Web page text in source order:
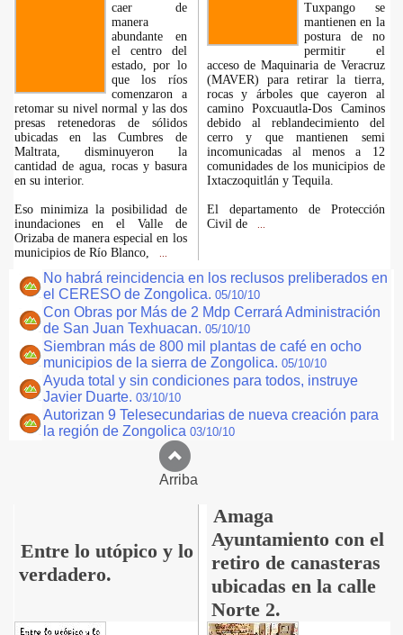
caer de
manera
abundante en
el centro del
estado, por lo
que los ríos
comenzaron a
retomar su nivel normal y las dos
presas retenedoras de sólidos
ubicadas en las Cumbres de
Maltrata, disminuyeron la
cantidad de agua, rocas y basura
en su interior.
Eso minimiza la posibilidad de
inundaciones en el Valle de
Orizaba de manera especial en los
municipios de Río Blanco,
Tuxpango se
mantienen en la
postura de no
permitir el
acceso de Maquinaria de Veracruz
(MAVER) para retirar la tierra,
rocas y árboles que cayeron al
camino Poxcuautla-Dos Caminos
debido al reblandecimiento del
cerro y que mantienen semi
incomunicadas al menos a 12
comunidades de los municipios de
Ixtaczoquitlán y Tequila.
El departamento de Protección
Civil de
No habrá reincidencia en los reclusos preliberados en
el CERESO de Zongolica. 05/10/10
Con Obras por Más de 2 Mdp Cerrará Administración
de San Juan Texhuacan. 05/10/10
Siembran más de 800 mil plantas de café en ocho
municipios de la sierra de Zongolica. 05/10/10
Ayuda total y sin condiciones para todos, instruye
Javier Duarte. 03/10/10
Autorizan 9 Telesecundarias de nueva creación para
la región de Zongolica 03/10/10
Arriba
Entre lo utópico y lo
verdadero.
Amaga
Ayuntamiento con el
retiro de canasteras
ubicadas en la calle
Norte 2.